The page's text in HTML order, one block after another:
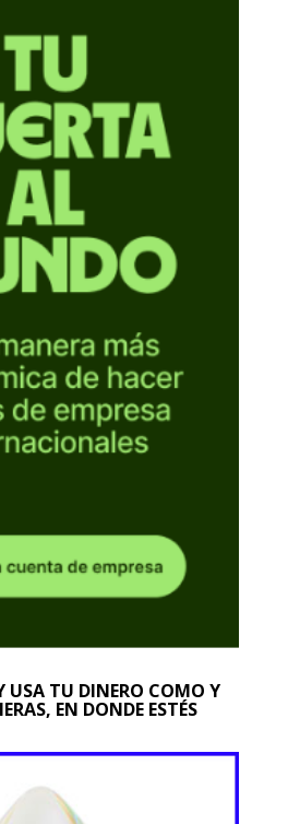
USA TU DINERO COMO Y
EN DONDE ESTÉS